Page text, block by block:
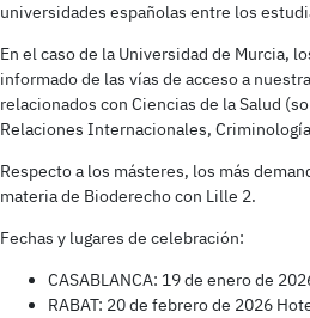
universidades españolas entre los
En el caso de la Universidad de Murcia,
informado de las vías de acceso a
relacionados con Ciencias de la Salud
Relaciones Internacionales,
Respecto a los másteres, los más
materia de Bioderecho con Lille 2.
Fechas y lugares de celebración:
CASABLANCA: 19 de enero de
RABAT: 20 de febrero de 2026